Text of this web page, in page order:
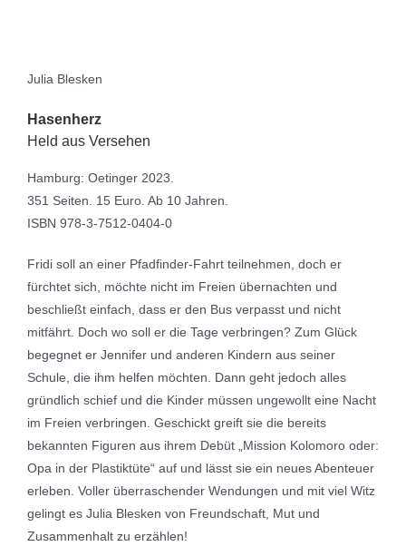
Julia Blesken
Hasenherz
Held aus Versehen
Hamburg: Oetinger 2023.
351 Seiten. 15 Euro. Ab 10 Jahren.
ISBN 978-3-7512-0404-0
Fridi soll an einer Pfadfinder-Fahrt teilnehmen, doch er
fürchtet sich, möchte nicht im Freien übernachten und
beschließt einfach, dass er den Bus verpasst und nicht
mitfährt. Doch wo soll er die Tage verbringen? Zum Glück
begegnet er Jennifer und anderen Kindern aus seiner
Schule, die ihm helfen möchten. Dann geht jedoch alles
gründlich schief und die Kinder müssen ungewollt eine Nacht
im Freien verbringen. Geschickt greift sie die bereits
bekannten Figuren aus ihrem Debüt „Mission Kolomoro oder:
Opa in der Plastiktüte“ auf und lässt sie ein neues Abenteuer
erleben. Voller überraschender Wendungen und mit viel Witz
gelingt es Julia Blesken von Freundschaft, Mut und
Zusammenhalt zu erzählen!